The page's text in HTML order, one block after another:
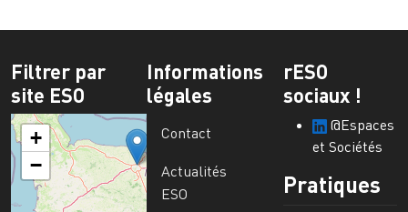
Filtrer par
site ESO
+
−
Informations
légales
Contact
Actualités
ESO
rESO
sociaux !
@Espaces
et Sociétés
Pratiques